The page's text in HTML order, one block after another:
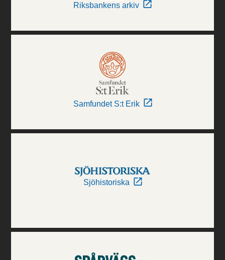
Riksbankens arkiv
Samfundet S:t Erik
Sjöhistoriska